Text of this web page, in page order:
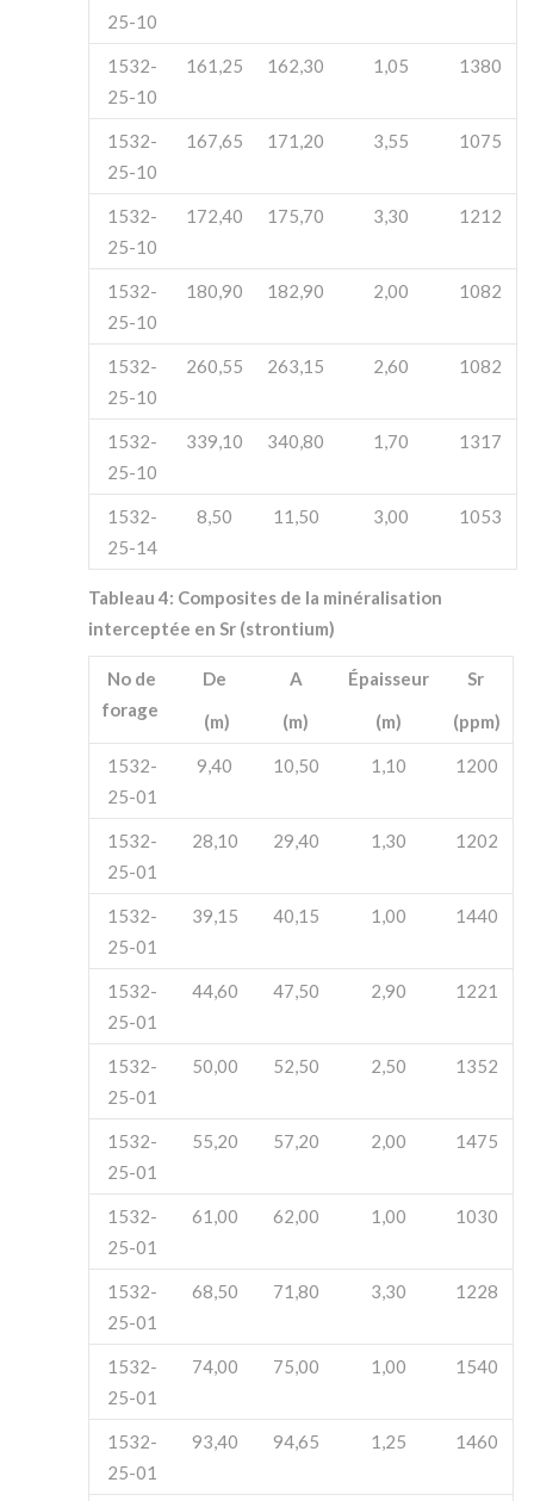
25-10
1532-
25-10
161,25 162,30 1,05 1380
1532-
25-10
167,65 171,20 3,55 1075
1532-
25-10
172,40 175,70 3,30 1212
1532-
25-10
180,90 182,90 2,00 1082
1532-
25-10
260,55 263,15 2,60 1082
1532-
25-10
339,10 340,80 1,70 1317
1532-
25-14
8,50 11,50 3,00 1053
Tableau 4: Composites de la minéralisation
interceptée en Sr (strontium)
No de
forage
De
(m)
A
(m)
Épaisseur
(m)
Sr
(ppm)
1532-
25-01
9,40 10,50 1,10 1200
1532-
25-01
28,10 29,40 1,30 1202
1532-
25-01
39,15 40,15 1,00 1440
1532-
25-01
44,60 47,50 2,90 1221
1532-
25-01
50,00 52,50 2,50 1352
1532-
25-01
55,20 57,20 2,00 1475
1532-
25-01
61,00 62,00 1,00 1030
1532-
25-01
68,50 71,80 3,30 1228
1532-
25-01
74,00 75,00 1,00 1540
1532-
25-01
93,40 94,65 1,25 1460